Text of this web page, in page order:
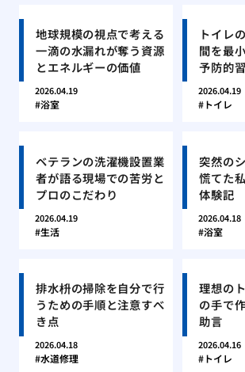
地球規模の視点で考える
一滴の水漏れが奪う資源
とエネルギーの価値
2026.04.19
浴室
トイレ
間を最
予防的
2026.04.19
トイレ
ベテランの洗濯機設置業
者が語る現場での苦労と
プロのこだわり
2026.04.19
生活
突然の
慌てた
体験記
2026.04.18
浴室
排水枡の掃除を自分で行
うための手順と注意すべ
き点
2026.04.18
水道修理
理想の
の手で
助言
2026.04.16
トイレ